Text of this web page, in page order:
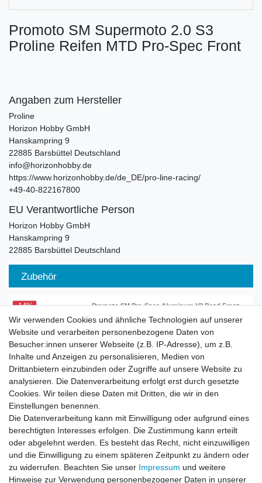
Promoto SM Supermoto 2.0 S3
Proline Reifen MTD Pro-Spec Front
Angaben zum Hersteller
Proline
Horizon Hobby GmbH
Hanskampring 9
22885 Barsbüttel Deutschland
info@horizonhobby.de
https://www.horizonhobby.de/de_DE/pro-line-racing/
+49-40-822167800
EU Verantwortliche Person
Horizon Hobby GmbH
Hanskampring 9
22885 Barsbüttel Deutschland
Zubehör
-14%
Promoto SM Pro-Spec Aluminum V2 Bead Front
UVP 104,99 € 89,99 € *
Artikel anzeigen
-14%
Promoto SM Pro-Spec Aluminum V2 Bead Front
Wheel Blue-Blue - PRO284700T1
89,99 € *
Artikel anzeigen
*inkl. ges. MwSt.zzgl.Versandkosten
Wir verwenden Cookies und ähnliche Technologien auf unserer
Website und verarbeiten personenbezogene Daten von
Besucher:innen unserer Webseite (z.B. IP-Adresse), um z.B.
Inhalte und Anzeigen zu personalisieren, Medien von
Drittanbietern einzubinden oder Zugriffe auf unsere Website zu
analysieren. Die Datenverarbeitung erfolgt erst durch gesetzte
Cookies. Wir teilen diese Daten mit Dritten, die wir in den
Einstellungen benennen.
Die Datenverarbeitung kann mit Einwilligung oder aufgrund eines
berechtigten Interesses erfolgen. Die Zustimmung kann erteilt
oder abgelehnt werden. Es besteht das Recht, nicht einzuwilligen
und die Einwilligung zu einem späteren Zeitpunkt zu ändern oder
zu widerrufen. Beachten Sie unser Impressum und weitere
Hinweise zur Verwendung personenbezogener Daten in unserer